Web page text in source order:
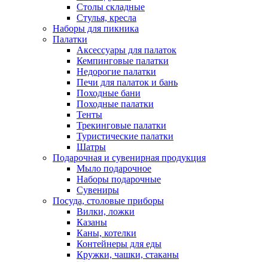
Столы складные
Стулья, кресла
Наборы для пикника
Палатки
Аксессуары для палаток
Кемпинговые палатки
Недорогие палатки
Печи для палаток и бань
Походные бани
Походные палатки
Тенты
Трекинговые палатки
Туристические палатки
Шатры
Подарочная и сувенирная продукция
Мыло подарочное
Наборы подарочные
Сувениры
Посуда, столовые приборы
Вилки, ложки
Казаны
Каны, котелки
Контейнеры для еды
Кружки, чашки, стаканы